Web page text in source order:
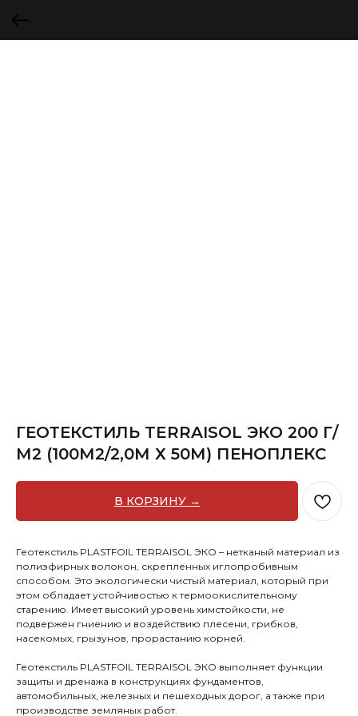
ГЕОТЕКСТИЛЬ TERRAISOL ЭКО 200 Г/
М2 (100М2/2,0М Х 50М) ПЕНОПЛЕКС
В КОРЗИНУ →
Геотекстиль PLASTFOIL TERRAISOL ЭКО – нетканый материал из
полиэфирных волокон, скрепленных иглопробивным
способом. Это экологически чистый материал, который при
этом обладает устойчивостью к термоокислительному
старению. Имеет высокий уровень химстойкости, не
подвержен гниению и воздействию плесени, грибков,
насекомых, грызунов, прорастанию корней.
Геотекстиль PLASTFOIL TERRAISOL ЭКО выполняет функции
защиты и дренажа в конструкциях фундаментов,
автомобильных, железных и пешеходных дорог, а также при
производстве земляных работ.